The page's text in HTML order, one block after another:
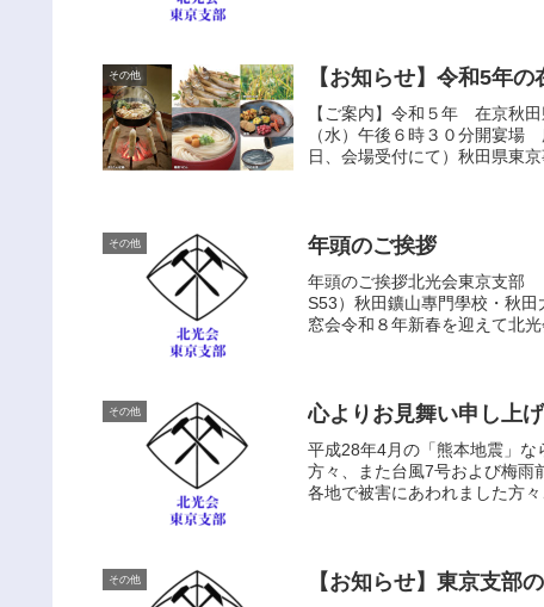
その他 【お知らせ】令和5年
【ご案内】令和５年 在京秋
（水）午後６時３０分開宴
日、会場受付にて）秋田県東
その他 年頭のご挨拶
年頭のご挨拶北
S53）秋田鑛山專門學校・秋
窓会令和８年新春を迎えて北
その他 心よりお見舞い申し上げ
平成28年4月の「熊本地震」
方々、また台風7号および梅雨
各地で被害にあわれました方
その他 【お知らせ】東京支部